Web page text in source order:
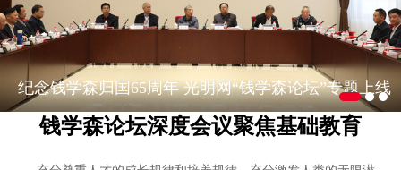
网“钱学森论坛”专题上线 多位院士出席钱学森论
钱学森论坛深度会议聚焦基础教育